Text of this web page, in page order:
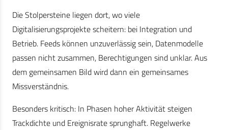
Die Stolpersteine liegen dort, wo viele
Digitalisierungsprojekte scheitern: bei Integration und
Betrieb. Feeds können unzuverlässig sein, Datenmodelle
passen nicht zusammen, Berechtigungen sind unklar. Aus
dem gemeinsamen Bild wird dann ein gemeinsames
Missverständnis.
Besonders kritisch: In Phasen hoher Aktivität steigen
Trackdichte und Ereignisrate sprunghaft. Regelwerke